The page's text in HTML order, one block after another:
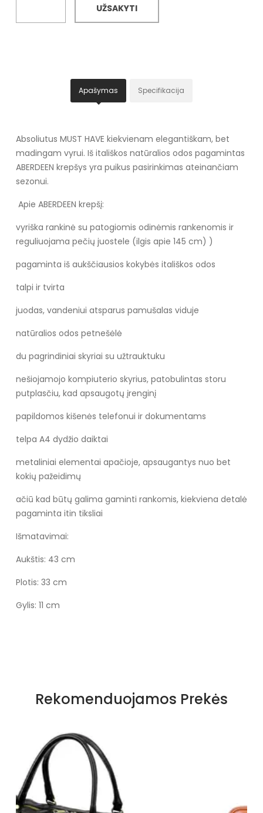
UŽSAKYTI
Apašymas Specifikacija
Absoliutus MUST HAVE kiekvienam elegantiškam, bet
madingam vyrui. Iš itališkos natūralios odos pagamintas
ABERDEEN krepšys yra puikus pasirinkimas ateinančiam
sezonui.
Apie ABERDEEN krepšį:
vyriška rankinė su patogiomis odinėmis rankenomis ir
reguliuojama pečių juostele (ilgis apie 145 cm) )
pagaminta iš aukščiausios kokybės itališkos odos
talpi ir tvirta
juodas, vandeniui atsparus pamušalas viduje
natūralios odos petnešėlė
du pagrindiniai skyriai su užtrauktuku
nešiojamojo kompiuterio skyrius, patobulintas storu
putplasčiu, kad apsaugotų įrenginį
papildomos kišenės telefonui ir dokumentams
telpa A4 dydžio daiktai
metaliniai elementai apačioje, apsaugantys nuo bet
kokių pažeidimų
ačiū kad būtų galima gaminti rankomis, kiekviena detalė
pagaminta itin tiksliai
Išmatavimai:
Aukštis: 43 cm
Plotis: 33 cm
Gylis: 11 cm
Lytis
Rekomenduojamos Prekės